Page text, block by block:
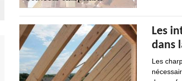
Les
dans
Les